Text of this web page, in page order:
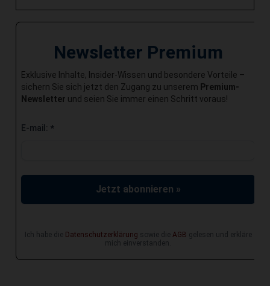
Newsletter Premium
Exklusive Inhalte, Insider-Wissen und besondere Vorteile –
sichern Sie sich jetzt den Zugang zu unserem Premium-
Newsletter und seien Sie immer einen Schritt voraus!
E-mail: *
Jetzt abonnieren »
Ich habe die Datenschutzerklärung sowie die AGB gelesen und erkläre
mich einverstanden.